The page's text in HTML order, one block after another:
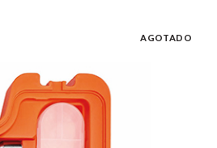
AGOTADO